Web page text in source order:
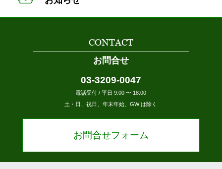
CONTACT
お問合せ
03-3209-0047
電話受付 / 平日 9:00 〜 18:00
土・日、祝日、年末年始、GW は除く
お問合せフォーム